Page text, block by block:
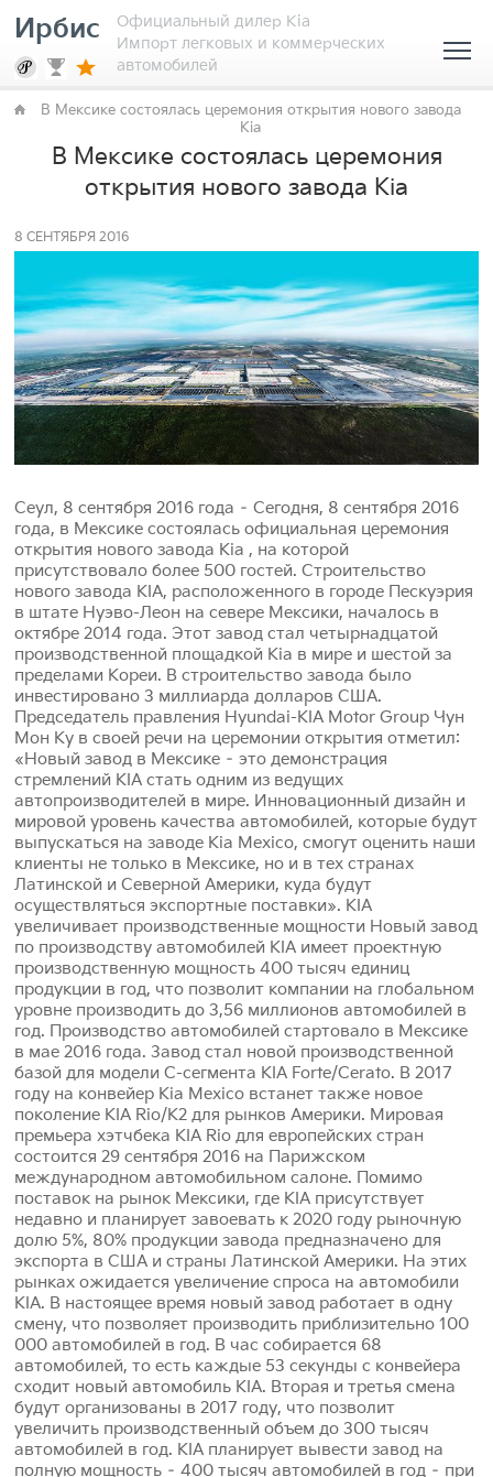
Ирбис
Официальный дилер Kia
Импорт легковых и коммерческих
автомобилей
В Мексике состоялась церемония открытия нового завода
Kia
В Мексике состоялась церемония
открытия нового завода Kia
8 СЕНТЯБРЯ 2016
Сеул, 8 сентября 2016 года – Сегодня, 8 сентября 2016
года, в Мексике состоялась официальная церемония
открытия нового завода Kia , на которой
присутствовало более 500 гостей. Строительство
нового завода KIA, расположенного в городе Пескуэрия
в штате Нуэво-Леон на севере Мексики, началось в
октябре 2014 года. Этот завод стал четырнадцатой
производственной площадкой Kia в мире и шестой за
пределами Кореи. В строительство завода было
инвестировано 3 миллиарда долларов США.
Председатель правления Hyundai-KIA Motor Group Чун
Мон Ку в своей речи на церемонии открытия отметил:
«Новый завод в Мексике – это демонстрация
стремлений KIA стать одним из ведущих
автопроизводителей в мире. Инновационный дизайн и
мировой уровень качества автомобилей, которые будут
выпускаться на заводе Kia Mexico, смогут оценить наши
клиенты не только в Мексике, но и в тех странах
Латинской и Северной Америки, куда будут
осуществляться экспортные поставки». KIA
увеличивает производственные мощности Новый завод
по производству автомобилей KIA имеет проектную
производственную мощность 400 тысяч единиц
продукции в год, что позволит компании на глобальном
уровне производить до 3,56 миллионов автомобилей в
год. Производство автомобилей стартовало в Мексике
в мае 2016 года. Завод стал новой производственной
базой для модели C-сегмента KIA Forte/Cerato. В 2017
году на конвейер Kia Mexico встанет также новое
поколение KIA Rio/K2 для рынков Америки. Мировая
премьера хэтчбека KIA Rio для европейских стран
состоится 29 сентября 2016 на Парижском
международном автомобильном салоне. Помимо
поставок на рынок Мексики, где KIA присутствует
недавно и планирует завоевать к 2020 году рыночную
долю 5%, 80% продукции завода предназначено для
экспорта в США и страны Латинской Америки. На этих
рынках ожидается увеличение спроса на автомобили
KIA. В настоящее время новый завод работает в одну
смену, что позволяет производить приблизительно 100
000 автомобилей в год. В час собирается 68
автомобилей, то есть каждые 53 секунды с конвейера
сходит новый автомобиль KIA. Вторая и третья смена
будут организованы в 2017 году, что позволит
увеличить производственный объем до 300 тысяч
автомобилей в год. KIA планирует вывести завод на
полную мощность – 400 тысяч автомобилей в год – при